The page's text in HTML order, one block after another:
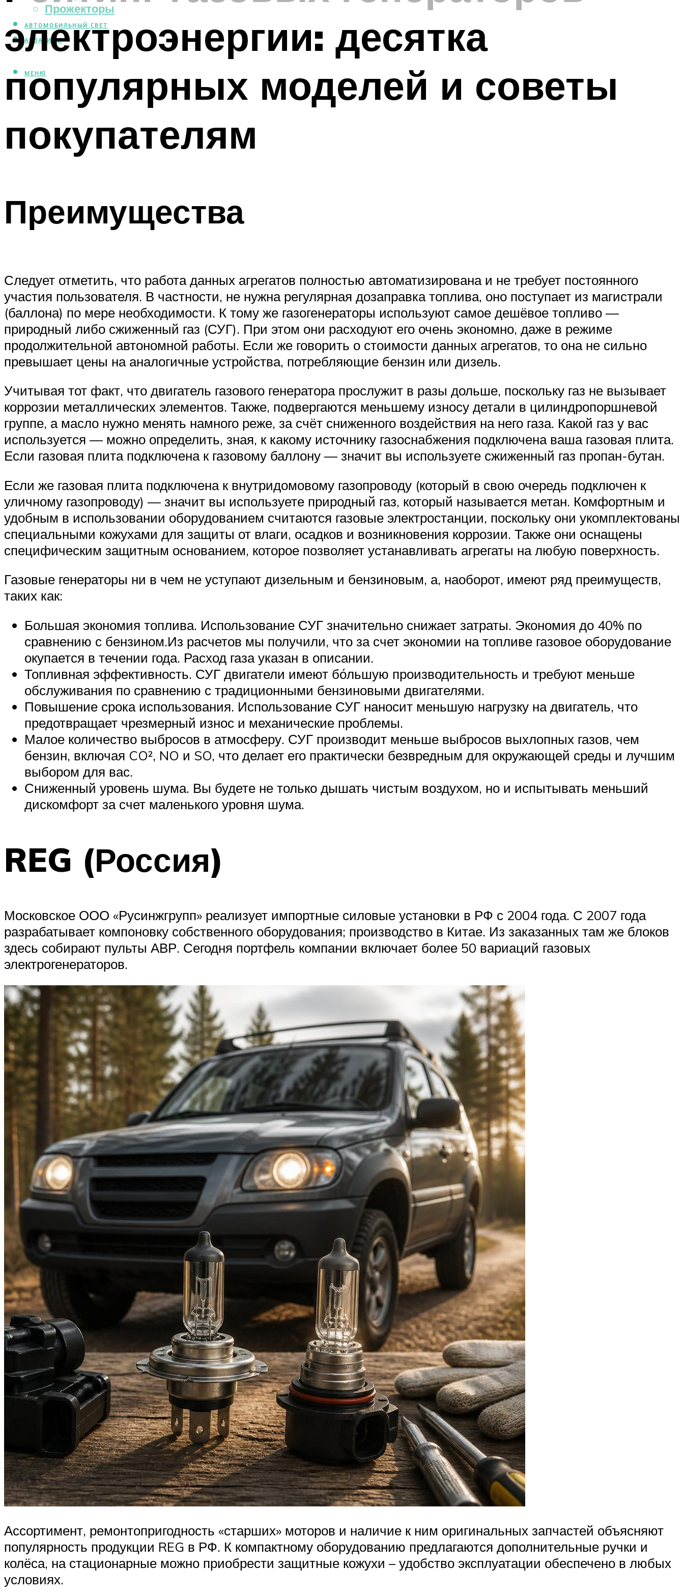
Прожекторы
АВТОМОБИЛЬНЫЙ СВЕТ
АКВАРИУМ
МЕНЮ
электроэнергии: десятка
популярных моделей и советы
покупателям
Преимущества
Следует отметить, что работа данных агрегатов полностью автоматизирована и не требует постоянного
участия пользователя. В частности, не нужна регулярная дозаправка топлива, оно поступает из магистрали
(баллона) по мере необходимости. К тому же газогенераторы используют самое дешёвое топливо —
природный либо сжиженный газ (СУГ). При этом они расходуют его очень экономно, даже в режиме
продолжительной автономной работы. Если же говорить о стоимости данных агрегатов, то она не сильно
превышает цены на аналогичные устройства, потребляющие бензин или дизель.
Учитывая тот факт, что двигатель газового генератора прослужит в разы дольше, поскольку газ не вызывает
коррозии металлических элементов. Также, подвергаются меньшему износу детали в цилиндропоршневой
группе, а масло нужно менять намного реже, за счёт сниженного воздействия на него газа. Какой газ у вас
используется — можно определить, зная, к какому источнику газоснабжения подключена ваша газовая плита.
Если газовая плита подключена к газовому баллону — значит вы используете сжиженный газ пропан-бутан.
Если же газовая плита подключена к внутридомовому газопроводу (который в свою очередь подключен к
уличному газопроводу) — значит вы используете природный газ, который называется метан. Комфортным и
удобным в использовании оборудованием считаются газовые электростанции, поскольку они укомплектованы
специальными кожухами для защиты от влаги, осадков и возникновения коррозии. Также они оснащены
специфическим защитным основанием, которое позволяет устанавливать агрегаты на любую поверхность.
Газовые генераторы ни в чем не уступают дизельным и бензиновым, а, наоборот, имеют ряд преимуществ,
таких как:
Большая экономия топлива. Использование СУГ значительно снижает затраты. Экономия до 40% по
сравнению с бензином.Из расчетов мы получили, что за счет экономии на топливе газовое оборудование
окупается в течении года. Расход газа указан в описании.
Топливная эффективность. СУГ двигатели имеют бо́льшую производительность и требуют меньше
обслуживания по сравнению с традиционными бензиновыми двигателями.
Повышение срока использования. Использование СУГ наносит меньшую нагрузку на двигатель, что
предотвращает чрезмерный износ и механические проблемы.
Малое количество выбросов в атмосферу. СУГ производит меньше выбросов выхлопных газов, чем
бензин, включая CO², NO и SO, что делает его практически безвредным для окружающей среды и лучшим
выбором для вас.
Сниженный уровень шума. Вы будете не только дышать чистым воздухом, но и испытывать меньший
дискомфорт за счет маленького уровня шума.
REG (Россия)
Московское ООО «Русинжгрупп» реализует импортные силовые установки в РФ с 2004 года. С 2007 года
разрабатывает компоновку собственного оборудования; производство в Китае. Из заказанных там же блоков
здесь собирают пульты АВР. Сегодня портфель компании включает более 50 вариаций газовых
электрогенераторов.
Ассортимент, ремонтопригодность «старших» моторов и наличие к ним оригинальных запчастей объясняют
популярность продукции REG в РФ. К компактному оборудованию предлагаются дополнительные ручки и
колёса, на стационарные можно приобрести защитные кожухи – удобство эксплуатации обеспечено в любых
условиях.